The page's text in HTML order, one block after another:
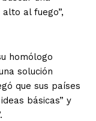
al fuego”,
homólogo
solución
que sus países
básicas” y